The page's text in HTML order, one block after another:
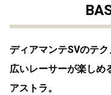
ディアマンテSVのテ
広いレーサーが楽しめ
アストラ。